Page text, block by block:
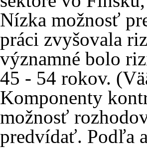
Nízka možnosť
práci zvyšovala
významné bolo
45 - 54 rokov.
Komponenty
možnosť
predvídať. Podľa